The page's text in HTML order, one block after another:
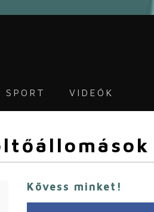
SPORT VIDEÓK
Kövess minket!